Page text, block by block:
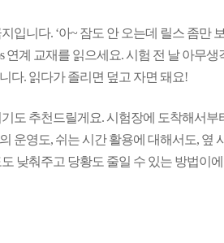
입니다. ‘아~ 잠도 안 오는데 릴스 좀만
연계 교재를 읽으세요. 시험 전 날 아무
다. 읽다가 졸리면 덮고 자면 돼요!
도 추천드릴게요. 시험장에 도착해서
운영도, 쉬는 시간 활용에 대해서도, 옆
낮춰주고 당황도 줄일 수 있는 방법이